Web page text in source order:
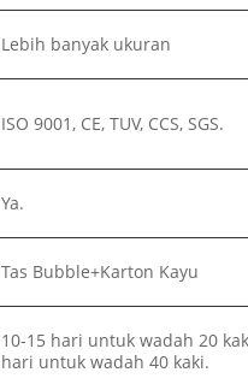
Lebih banyak ukuran
ISO 9001, CE, TUV, CCS, SGS.
Ya.
Tas Bubble+Karton Kayu
10-15 hari untuk wadah 20
hari untuk wadah 40 kaki.